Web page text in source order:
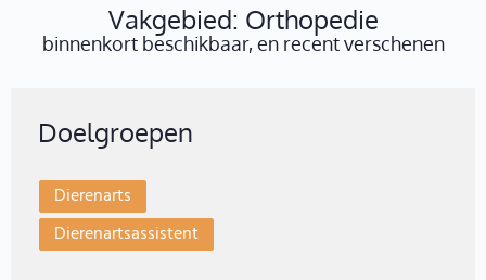
Vakgebied: Orthopedie
binnenkort beschikbaar, en recent verschenen
Doelgroepen
Dierenarts
Dierenartsassistent